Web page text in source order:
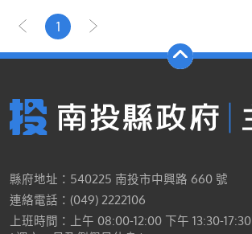
1
縣府地址：540225 南投市中興路 660 號
連絡電話：(049) 2222106
上班時間：上午 08:00-12:00 下午 13:30-17:30